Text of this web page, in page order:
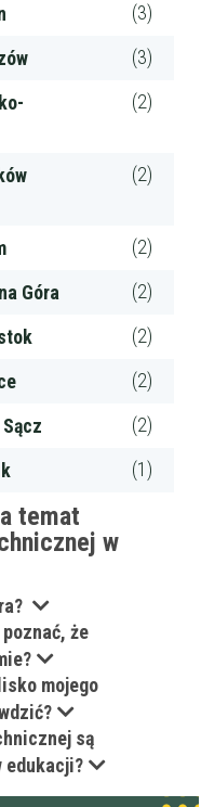
(3)
(3)
(2)
(2)
(2)
Góra (2)
(2)
(2)
(2)
(1)
temat
w
że
mojego
są
edukacji?